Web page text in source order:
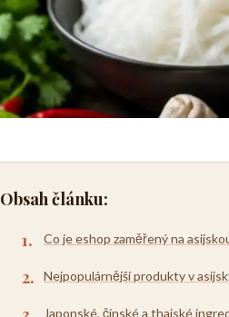
Obsah článku:
Co je eshop zaměřený na
Nejpopulárnější produkty v
Japonské, čínské a thajské